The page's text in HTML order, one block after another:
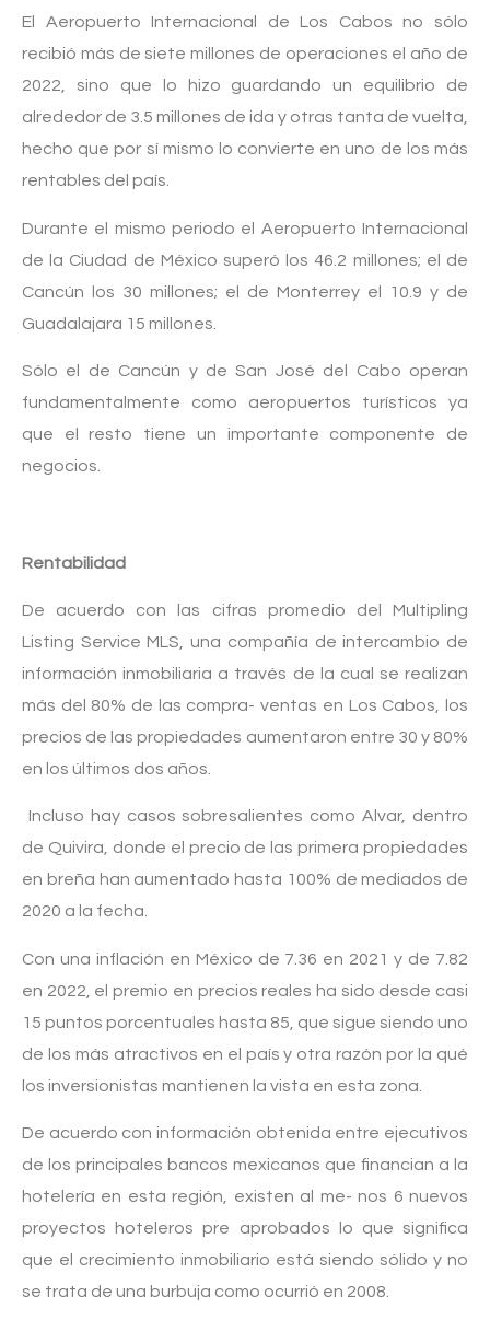
El Aeropuerto Internacional de Los Cabos no sólo
recibió más de siete millones de operaciones el año de
2022, sino que lo hizo guardando un equilibrio de
alrededor de 3.5 millones de ida y otras tanta de vuelta,
hecho que por sí mismo lo convierte en uno de los más
rentables del país.
Durante el mismo periodo el Aeropuerto Internacional
de la Ciudad de México superó los 46.2 millones; el de
Cancún los 30 millones; el de Monterrey el 10.9 y de
Guadalajara 15 millones.
Sólo el de Cancún y de San José del Cabo operan
fundamentalmente como aeropuertos turísticos ya
que el resto tiene un importante componente de
negocios.
Rentabilidad
De acuerdo con las cifras promedio del Multipling
Listing Service MLS, una compañía de intercambio de
información inmobiliaria a través de la cual se realizan
más del 80% de las compra- ventas en Los Cabos, los
precios de las propiedades aumentaron entre 30 y 80%
en los últimos dos años.
Incluso hay casos sobresalientes como Alvar, dentro
de Quivira, donde el precio de las primera propiedades
en breña han aumentado hasta 100% de mediados de
2020 a la fecha.
Con una inflación en México de 7.36 en 2021 y de 7.82
en 2022, el premio en precios reales ha sido desde casi
15 puntos porcentuales hasta 85, que sigue siendo uno
de los más atractivos en el país y otra razón por la qué
los inversionistas mantienen la vista en esta zona.
De acuerdo con información obtenida entre ejecutivos
de los principales bancos mexicanos que financian a la
hotelería en esta región, existen al me- nos 6 nuevos
proyectos hoteleros pre aprobados lo que significa
que el crecimiento inmobiliario está siendo sólido y no
se trata de una burbuja como ocurrió en 2008.